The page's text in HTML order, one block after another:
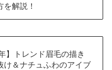
を解説！
】トレンド眉毛の描き
け＆ナチュふわのアイブ